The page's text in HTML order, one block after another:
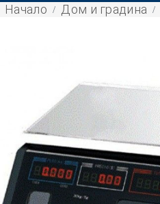
Начало Дом и градина